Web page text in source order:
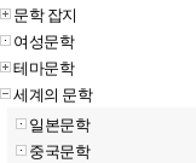
문학 잡지
여성문학
테마문학
세계의 문학
일본문학
중국문학